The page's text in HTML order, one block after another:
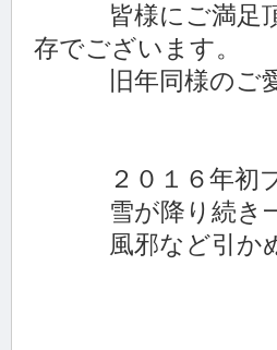
皆様にご満足頂
存でございます。
旧年同様のご愛
２０１６年初ブ
雪が降り続き一
風邪など引かぬ